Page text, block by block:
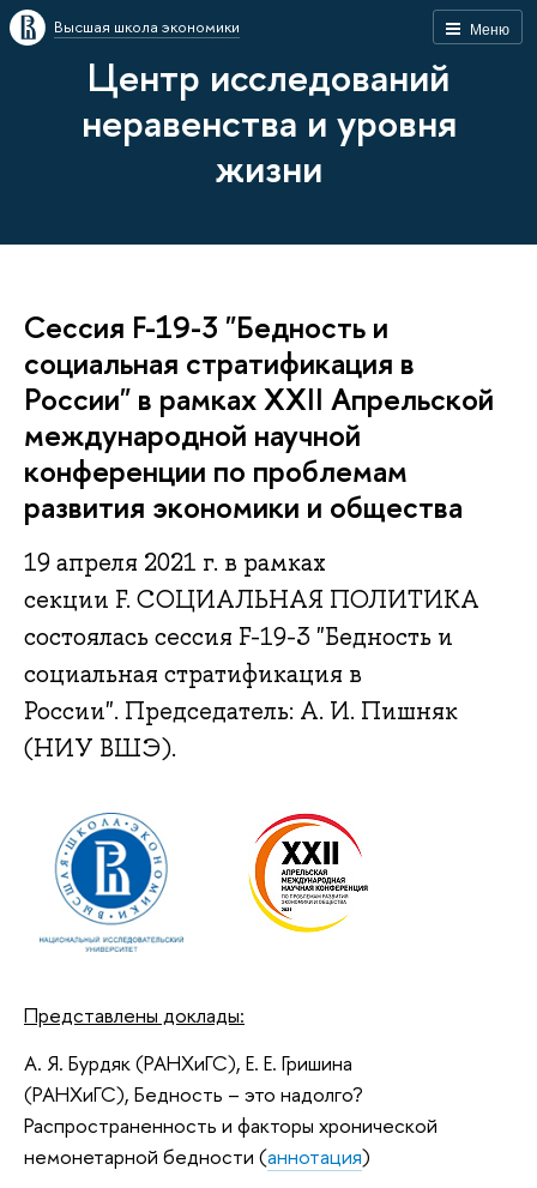
Меню
Высшая школа экономики
Центр исследований
неравенства и уровня
жизни
Сессия F-19-3 "Бедность и
социальная стратификация в
России" в рамках XXII Апрельской
международной научной
конференции по проблемам
развития экономики и общества
19 апреля 2021 г. в рамках
секции F. СОЦИАЛЬНАЯ ПОЛИТИКА
состоялась сессия F-19-3 "Бедность и
социальная стратификация в
России". Председатель: А. И. Пишняк
(НИУ ВШЭ).
Представлены доклады:
А. Я. Бурдяк (РАНХиГС), Е. Е. Гришина
(РАНХиГС), Бедность – это надолго?
Распространенность и факторы хронической
немонетарной бедности (аннотация)